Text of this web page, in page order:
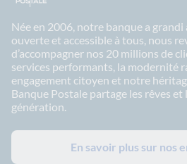
Née en 2006, notre banque a grandi
ouverte et accessible à tous, nous
d’accompagner nos 20 millions de
services performants, la modernité
engagement citoyen et notre
Banque Postale partage les rêves et
génération.
En savoir plus sur nos